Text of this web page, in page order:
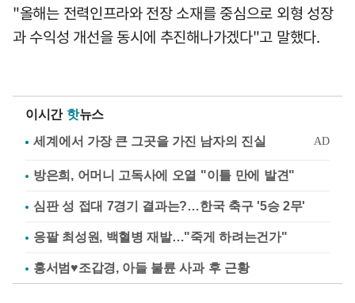
"올해는 전력인프라와 전장 소재를 중심으로 외형 성장
과 수익성 개선을 동시에 추진해나가겠다"고 말했다.
이시간 핫뉴스
방은희, 어머니 고독사에 오열 "이틀 만에 발견"
심판 성 접대 7경기 결과는?…한국 축구 '5승 2무'
응팔 최성원, 백혈병 재발…"죽게 하려는건가"
홍서범♥조갑경, 아들 불륜 사과 후 근황